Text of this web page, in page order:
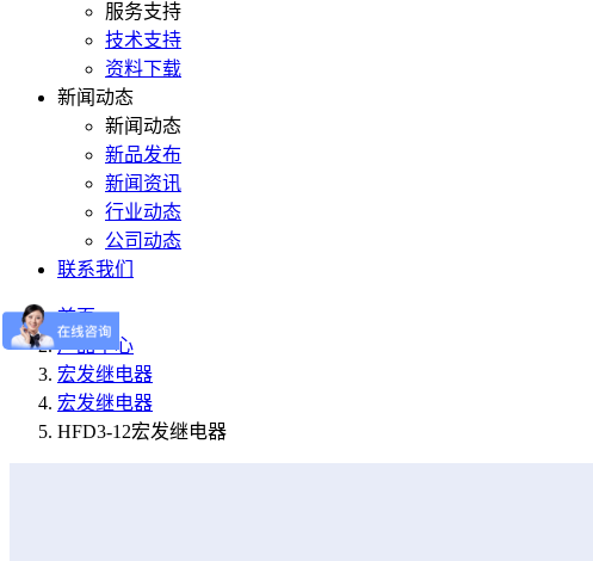
服务支持
技术支持
资料下载
新闻动态
新闻动态
新品发布
新闻资讯
行业动态
公司动态
联系我们
首页
产品中心
宏发继电器
宏发继电器
HFD3-12宏发继电器